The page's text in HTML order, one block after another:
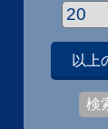
以上
検